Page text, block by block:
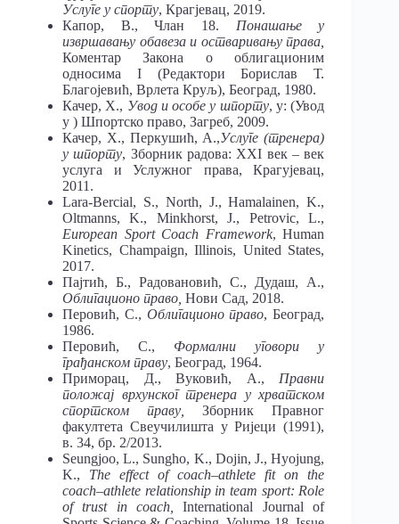
Услуге у спорту, Крагјевац, 2019.
Капор, В., Члан 18. Понашање у
извршавању обавеза и остваривању права,
Коментар Закона о облигационим
односима I (Редактори Борислав Т.
Благојевић, Врлета Круљ), Београд, 1980.
Качер, Х., Увод и особе у шпорту, у: (Увод
у ) Шпортско право, Загреб, 2009.
Качер, Х., Перкушић, А.,Услуге (тренера)
у шпорту, Зборник радова: XXI век – век
услуга и Услужног права, Крагујевац,
2011.
Lara-Bercial, S., North, J., Hamalainen, K.,
Oltmanns, K., Minkhorst, J., Petrovic, L.,
European Sport Coach Framework, Human
Kinetics, Champaign, Illinois, United States,
2017.
Пајтић, Б., Радовановић, С., Дудаш, А.,
Облигационо право, Нови Сад, 2018.
Перовић, С., Облигационо право, Београд,
1986.
Перовић, С., Формални уговори у
грађанском праву, Београд, 1964.
Приморац, Д., Вуковић, А., Правни
положај врхунског тренера у хрватском
спортском праву,
Зборник Правног
факултета Свеучилишта у Ријеци (1991),
в. 34, бр. 2/2013.
Seungjoo, L., Sungho, K., Dojin, J., Hyojung,
K., The effect of coach–athlete fit on the
coach–athlete relationship in team sport: Role
of trust in coach,
International Journal of